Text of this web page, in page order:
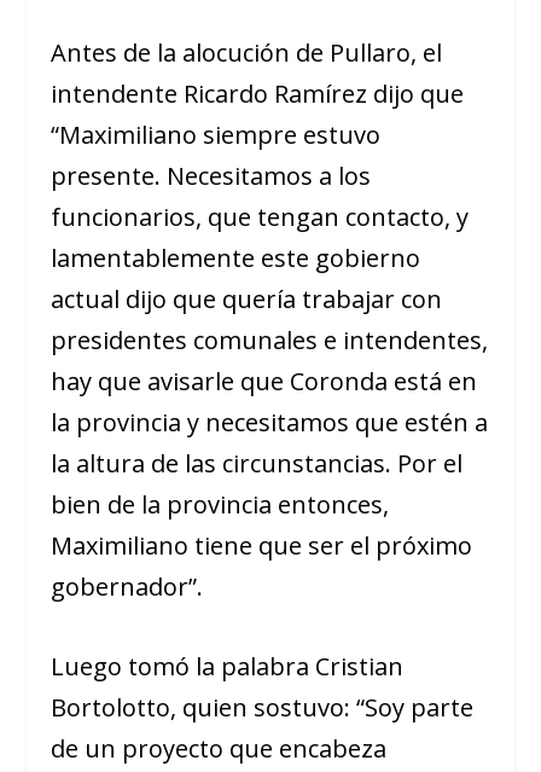
Antes de la alocución de Pullaro, el
intendente Ricardo Ramírez dijo que
“Maximiliano siempre estuvo
presente. Necesitamos a los
funcionarios, que tengan contacto, y
lamentablemente este gobierno
actual dijo que quería trabajar con
presidentes comunales e intendentes,
hay que avisarle que Coronda está en
la provincia y necesitamos que estén a
la altura de las circunstancias. Por el
bien de la provincia entonces,
Maximiliano tiene que ser el próximo
gobernador”.
Luego tomó la palabra Cristian
Bortolotto, quien sostuvo: “Soy parte
de un proyecto que encabeza